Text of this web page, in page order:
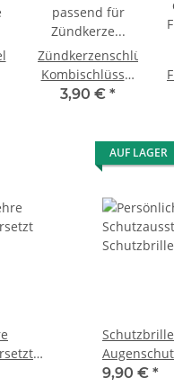
Zündkerzenschlüssel
Kombischlüssel
19 mit Torx für
3,90 € *
AUF LAGER
9,90 € *